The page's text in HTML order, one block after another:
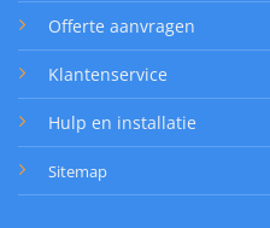
Offerte aanvragen
Klantenservice
Hulp en installatie
Sitemap